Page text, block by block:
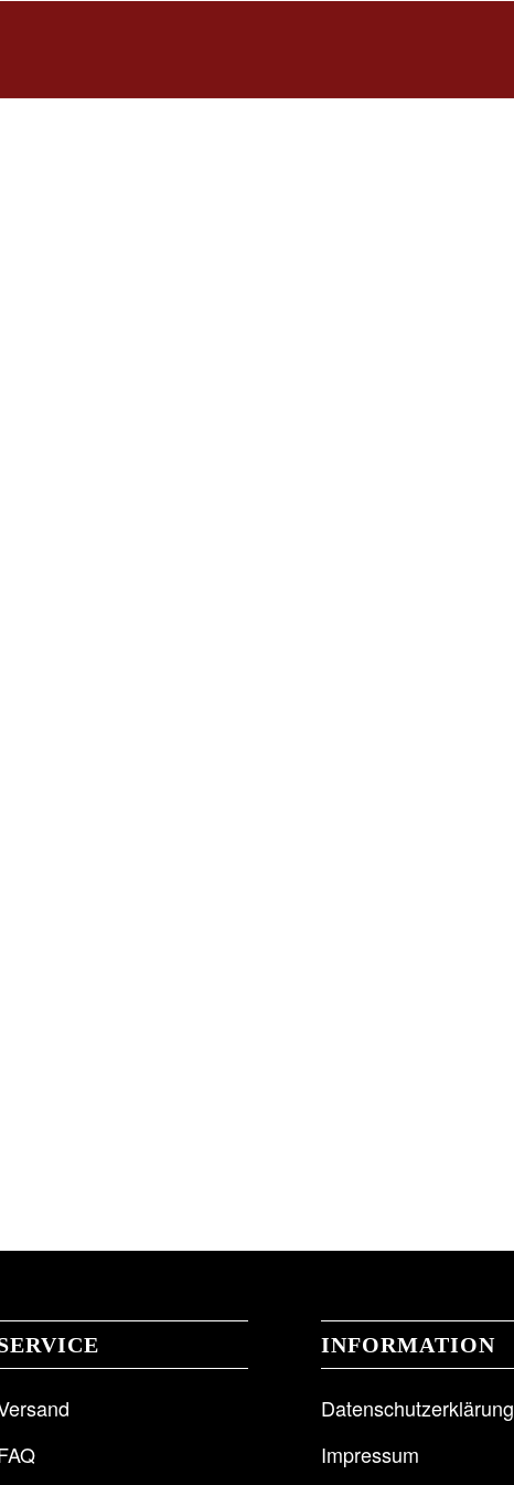
INFORMATION
Datenschutzerklärung
Impressum